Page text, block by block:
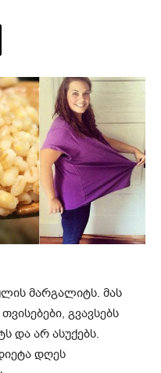
მარგალიტს. მას
გვავსებს
და არ ასუქებს.
დღეს